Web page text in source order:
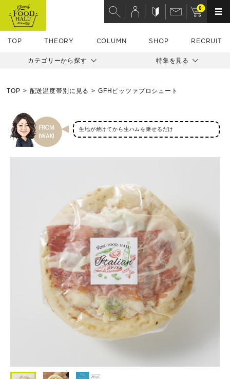
TOP THEORY COLUMN SHOP RECRUIT
0
カテゴリーから探す 特集を見る
TOP 配送温度帯別に見る GFHピッツァプロシュート
生地が焼けてから生ハムを乗せるだけ